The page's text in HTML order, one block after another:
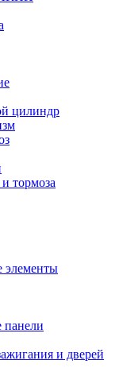
цилиндр
тормоза
элементы
панели
и дверей